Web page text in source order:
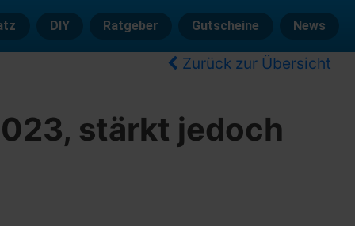
DIY Ratgeber Gutscheine News
Zurück zur Übersicht
stärkt jedoch